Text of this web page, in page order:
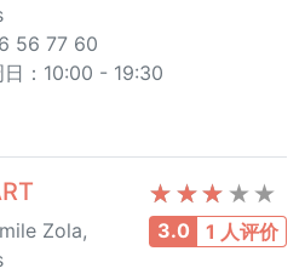
56 77 60
日：10:00 - 19:30
3.0 1 人评价
Zola,